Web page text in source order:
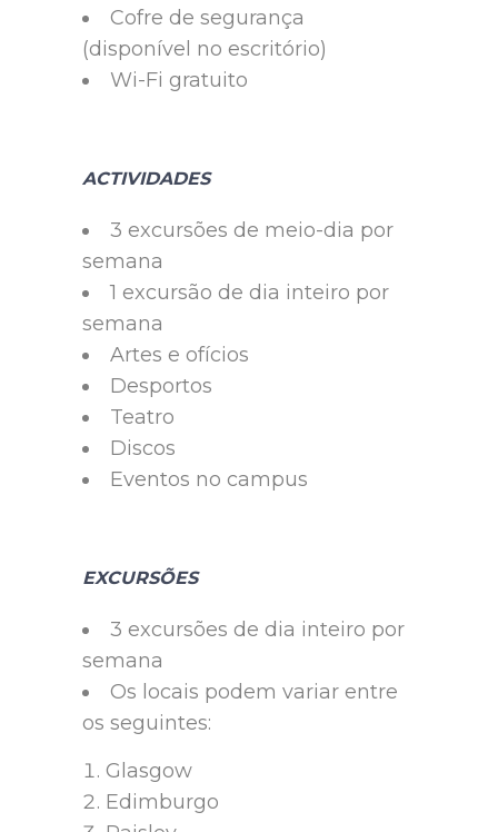
Cofre de segurança
(disponível no escritório)
Wi-Fi gratuito
ACTIVIDADES
3 excursões de meio-dia por
semana
1 excursão de dia inteiro por
semana
Artes e ofícios
Desportos
Teatro
Discos
Eventos no campus
EXCURSÕES
3 excursões de dia inteiro por
semana
Os locais podem variar entre
os seguintes:
Glasgow
Edimburgo